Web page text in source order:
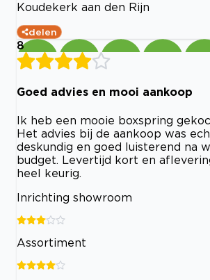
Koudekerk aan den Rijn
delen
8
Goed advies en mooi aankoop
Ik heb een mooie boxspring
Het advies bij de aankoop was
deskundig en goed luisterend na
budget. Levertijd kort en
heel keurig.
Inrichting showroom
Assortiment